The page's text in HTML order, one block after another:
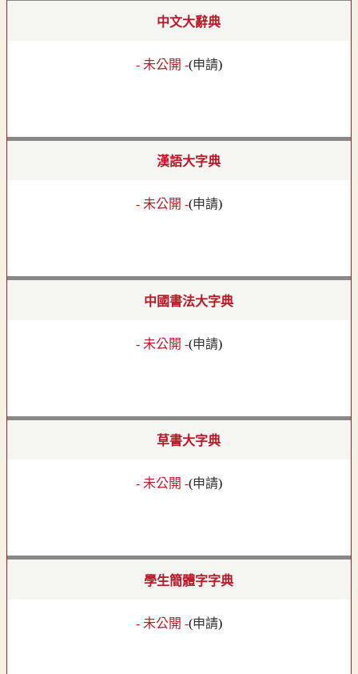
中文大辭典
- 未公開 -(申請)
漢語大字典
- 未公開 -(申請)
中國書法大字典
- 未公開 -(申請)
草書大字典
- 未公開 -(申請)
學生簡體字字典
- 未公開 -(申請)